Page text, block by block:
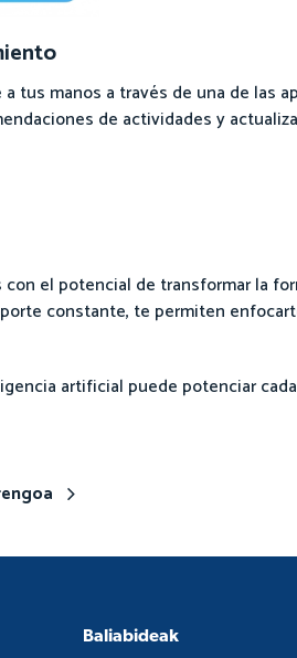
tus manos a través de una de las
de actividades y
el potencial de transformar la
constante, te permiten
artificial puede potenciar
Baliabideak